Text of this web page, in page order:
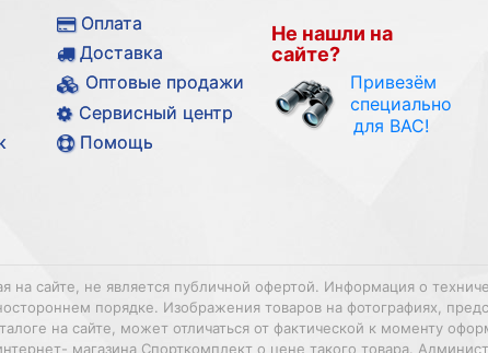
Оплата
Доставка
Оптовые продажи
Сервисный центр
Помощь
Не нашли на
сайте?
Привезём
специально
для ВАС!
на сайте, не является публичной офертой. Информация о
порядке. Изображения товаров на фотографиях,
на сайте, может отличаться от фактической к моменту
магазина Спорткомплект о цене такого товара.